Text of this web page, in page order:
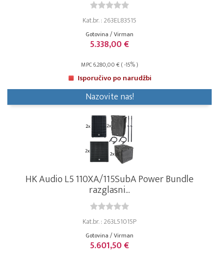
Kat.br. : 263EL83515
Gotovina / Virman
5.338,00 €
MPC 6.280,00 € ( -15% )
Isporučivo po narudžbi
Nazovite nas!
HK Audio L5 110XA/115SubA Power Bundle
razglasni...
Kat.br. : 263L51015P
Gotovina / Virman
5.601,50 €